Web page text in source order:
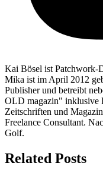
Kai Bösel ist Patchwork-
Mika ist im April 2012
Publisher und betreibt
OLD magazin" inklusive
Zeitschriften und
Freelance Consultant.
Golf.
Related Posts